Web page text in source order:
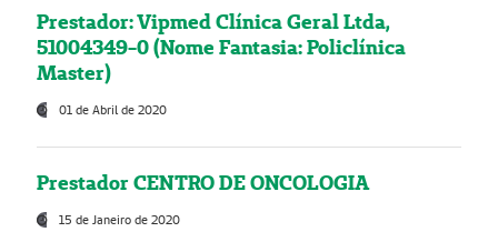
Prestador: Vipmed Clínica Geral Ltda,
51004349-0 (Nome Fantasia: Policlínica
Master)
01 de Abril de 2020
Prestador CENTRO DE ONCOLOGIA
15 de Janeiro de 2020